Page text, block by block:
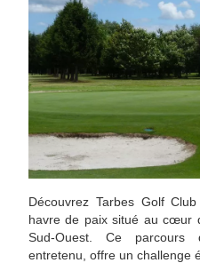
Découvrez Tarbes Golf
havre de paix situé au cœur
Sud-Ouest. Ce
entretenu, offre un challenge